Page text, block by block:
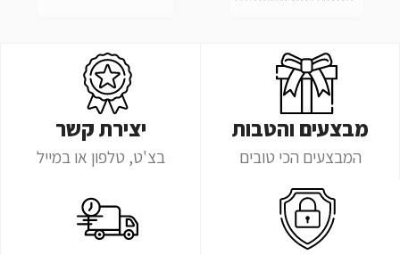
מבצעים והטבות
המבצעים הכי טובים
יצירת קשר
בצ'ט, טלפון או במייל